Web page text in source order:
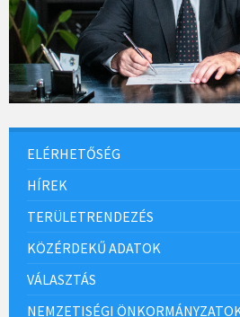
ELÉRHETŐSÉG
HÍREK
TERÜLETRENDEZÉS
KÖZÉRDEKŰ ADATOK
VÁLASZTÁS
NEMZETISÉGI